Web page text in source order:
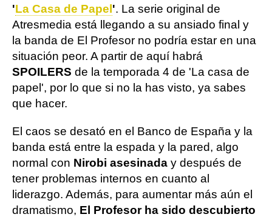
'La Casa de Papel '. La serie original de
Atresmedia está llegando a su ansiado final y
la banda de El Profesor no podría estar en una
situación peor. A partir de aquí habrá
SPOILERS de la temporada 4 de 'La casa de
papel', por lo que si no la has visto, ya sabes
que hacer.
El caos se desató en el Banco de España y la
banda está entre la espada y la pared, algo
normal con Nirobi asesinada y después de
tener problemas internos en cuanto al
liderazgo. Además, para aumentar más aún el
dramatismo, El Profesor ha sido descubierto